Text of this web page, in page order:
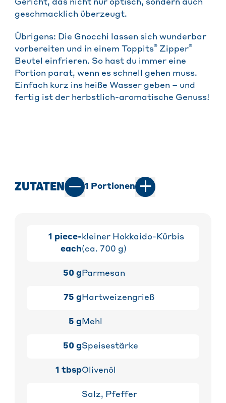
Gericht, das nicht nur optisch, sondern auch
geschmacklich überzeugt.
Übrigens: Die Gnocchi lassen sich wunderbar
vorbereiten und in einem Toppits® Zipper®
Beutel einfrieren. So hast du immer eine
Portion parat, wenn es schnell gehen muss.
Einfach kurz ins heiße Wasser geben – und
fertig ist der herbstlich-aromatische Genuss!
ZUTATEN 1 Portionen
1 piece-
each
kleiner Hokkaido-Kürbis
(ca. 700 g)
50 g Parmesan
75 g Hartweizengrieß
5 g Mehl
50 gSpeisestärke
1 tbspOlivenöl
Salz, Pfeffer